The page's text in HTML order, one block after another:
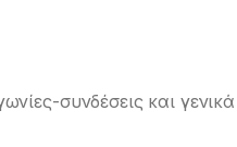
συνδέσεις και